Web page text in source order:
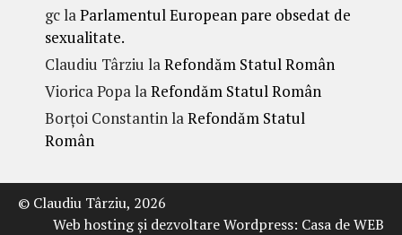
gclaParlamentul European pare obsedat de
sexualitate.
Claudiu Târziu laRefondăm Statul Român
Viorica PopalaRefondăm Statul Român
Borțoi ConstantinlaRefondăm Statul
Român
© Claudiu Târziu, 2026
Web hosting şi dezvoltare Wordpress: Casa de WEB